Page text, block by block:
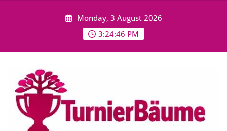
Monday, 3 August 2026
3:24:47 PM